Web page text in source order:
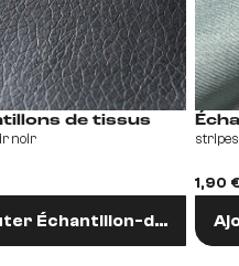
de tissus
noir
Échantillon-de-tissu
1,90